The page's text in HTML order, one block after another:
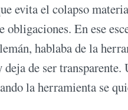
evita el colapso
En ese
hablaba de la
de ser transparente.
la herramienta se